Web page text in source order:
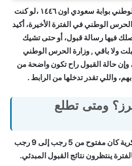
الاستعلام عن نتائج الحرس الوطني بوابة سعودي اون ١٤٤٦ ،لو كنت
الوطني في الفترة الأخيرة، أكيد
فيها رسالة قبول، أو حتى تشيك
ولا باقي , وزارة الحرس الوطني
وإن حالة القبول راح تكون واضحة من
واللي تقدر تدخلها من الرابط .
ومتى تطلع
التقديم على الوظائف العسكرية كان مفتوح من 5 رجب إلى 9 رجب